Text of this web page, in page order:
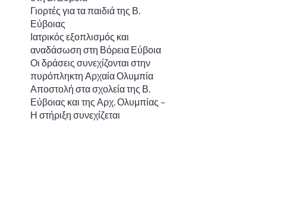
Γιορτές για τα παιδιά της Β.
Εύβοιας
Ιατρικός εξοπλισμός και
αναδάσωση στη Βόρεια Εύβοια
Οι δράσεις συνεχίζονται στην
πυρόπληκτη Αρχαία Ολυμπία
Αποστολή στα σχολεία της Β.
Εύβοιας και της Αρχ. Ολυμπίας –
Η στήριξη συνεχίζεται